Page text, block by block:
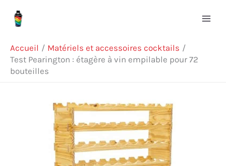
Accueil
Matériels et accessoires cocktails
Test Pearington : étagère à vin empilable pour 72
bouteilles
Rechercher